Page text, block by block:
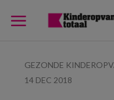
GEZONDE
14 DEC 2018